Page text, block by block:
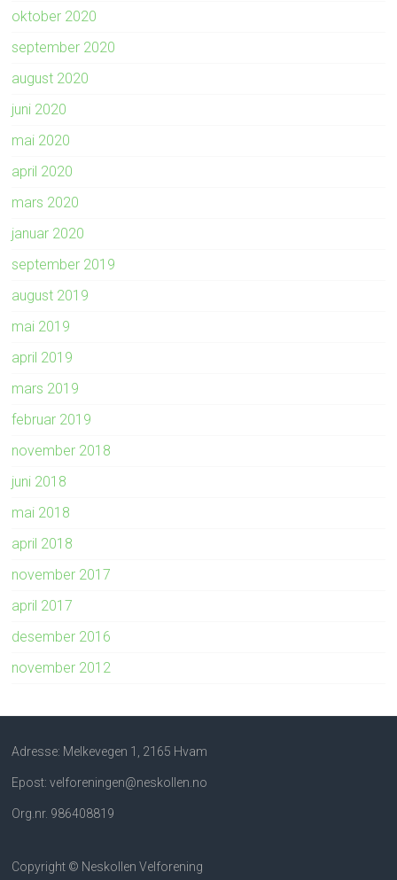
oktober 2020
september 2020
august 2020
juni 2020
mai 2020
april 2020
mars 2020
januar 2020
september 2019
august 2019
mai 2019
april 2019
mars 2019
februar 2019
november 2018
juni 2018
mai 2018
april 2018
november 2017
april 2017
desember 2016
november 2012
Adresse: Melkevegen 1, 2165 Hvam
Epost: velforeningen@neskollen.no
Org.nr. 986408819
Copyright © Neskollen Velforening